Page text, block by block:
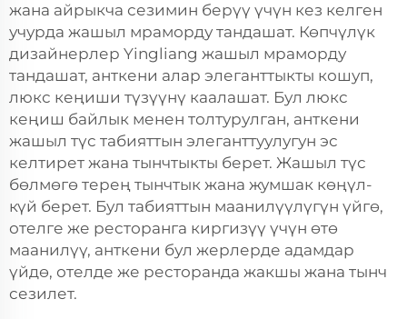
жана айрыкча сезимин берүү үчүн кез келген
учурда жашыл мраморду тандашат. Көпчүлүк
дизайнерлер Yingliang жашыл мраморду
тандашат, анткени алар элеганттыкты кошуп,
люкс кеңиши түзүүнү каалашат. Бул люкс
кеңиш байлык менен толтурулган, анткени
жашыл түс табияттын элеганттуулугун эс
келтирет жана тынчтыкты берет. Жашыл түс
бөлмөгө терең тынчтык жана жумшак көңүл-
күй берет. Бул табияттын маанилүүлүгүн үйгө,
отелге же ресторанга киргизүү үчүн өтө
маанилүү, анткени бул жерлерде адамдар
үйдө, отелде же ресторанда жакшы жана тынч
сезилет.